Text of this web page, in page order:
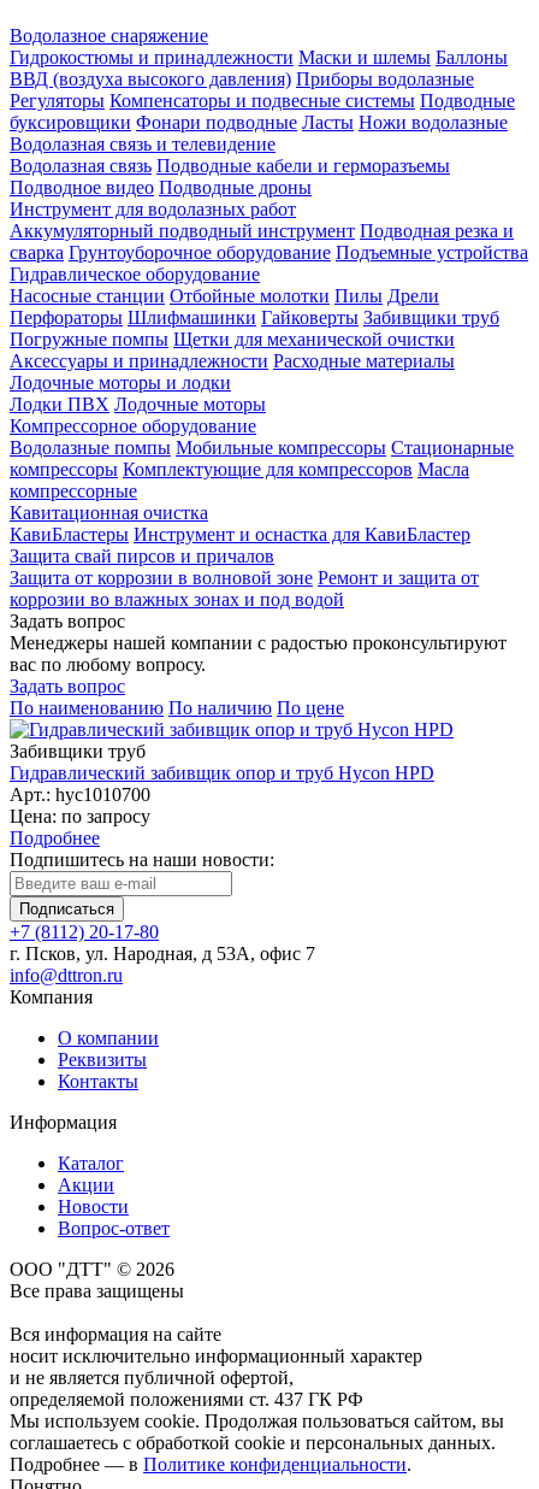
Водолазное снаряжение
Гидрокостюмы и принадлежности Маски и шлемы Баллоны
ВВД (воздуха высокого давления) Приборы водолазные
Регуляторы Компенсаторы и подвесные системы Подводные
буксировщики Фонари подводные Ласты Ножи водолазные
Водолазная связь и телевидение
Водолазная связь Подводные кабели и герморазъемы
Подводное видео Подводные дроны
Инструмент для водолазных работ
Аккумуляторный подводный инструмент Подводная резка и
сварка Грунтоуборочное оборудование Подъемные устройства
Гидравлическое оборудование
Насосные станции Отбойные молотки Пилы Дрели
Перфораторы Шлифмашинки Гайковерты Забивщики труб
Погружные помпы Щетки для механической очистки
Аксессуары и принадлежности Расходные материалы
Лодочные моторы и лодки
Лодки ПВХ Лодочные моторы
Компрессорное оборудование
Водолазные помпы Мобильные компрессоры Стационарные
компрессоры Комплектующие для компрессоров Масла
компрессорные
Кавитационная очистка
КавиБластеры Инструмент и оснастка для КавиБластер
Защита свай пирсов и причалов
Защита от коррозии в волновой зоне Ремонт и защита от
коррозии во влажных зонах и под водой
Задать вопрос
Менеджеры нашей компании с радостью проконсультируют
вас по любому вопросу.
Задать вопрос
По наименованию По наличию По цене
Забивщики труб
Гидравлический забивщик опор и труб Нycon HPD
Арт.: hyc1010700
Цена: по запросу
Подробнее
Подпишитесь на наши новости:
Подписаться
+7 (8112) 20-17-80
г. Псков, ул. Народная, д 53А, офис 7
info@dttron.ru
Компания
О компании
Реквизиты
Контакты
Информация
Каталог
Акции
Новости
Вопрос-ответ
ООО "ДТТ" © 2026
Все права защищены
Вся информация на сайте
носит исключительно информационный характер
и не является публичной офертой,
определяемой положениями ст. 437 ГК РФ
Мы используем cookie. Продолжая пользоваться сайтом, вы
соглашаетесь с обработкой cookie и персональных данных.
Подробнее — в Политике конфиденциальности.